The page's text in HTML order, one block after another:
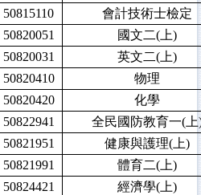
50815110
會計技術士檢定
50820051
國文二(上)
50820031
英文二(上)
50820410
物理
50820420
化學
50822941
全民國防教育一(上
50821951
健康與護理(上)
50821991
體育二(上)
50824421 經濟學(上)